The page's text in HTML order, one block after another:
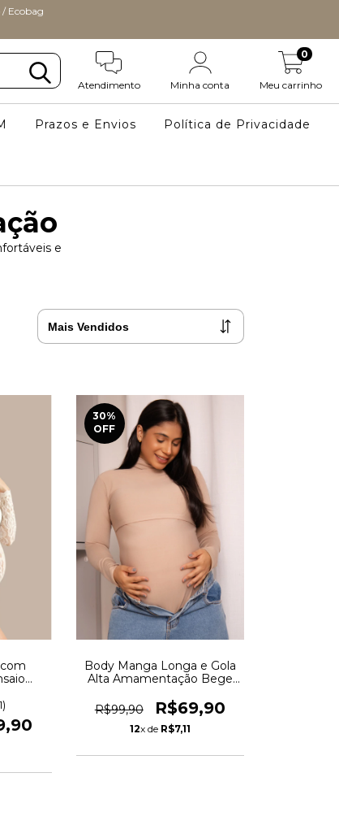
Ecobag
Atendimento Minha conta Meu carrinho
0
Prazos e Envios Política de Privacidade
e
REF:
30%
OFF
Body Manga Longa e Gola
Alta Amamentação Bege
R$99,90
R$69,90
12x de R$7,11